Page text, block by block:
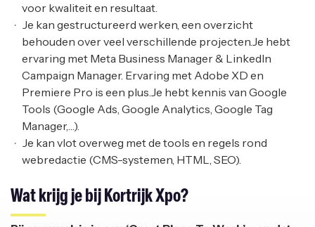
voor kwaliteit en resultaat.
Je kan gestructureerd werken, een overzicht
behouden over veel verschillende projecten.Je hebt
ervaring met Meta Business Manager & LinkedIn
Campaign Manager. Ervaring met Adobe XD en
Premiere Pro is een plus.Je hebt kennis van Google
Tools (Google Ads, Google Analytics, Google Tag
Manager,…).
Je kan vlot overweg met de tools en regels rond
webredactie (CMS-systemen, HTML, SEO).
Wat krijg je bij Kortrijk Xpo?